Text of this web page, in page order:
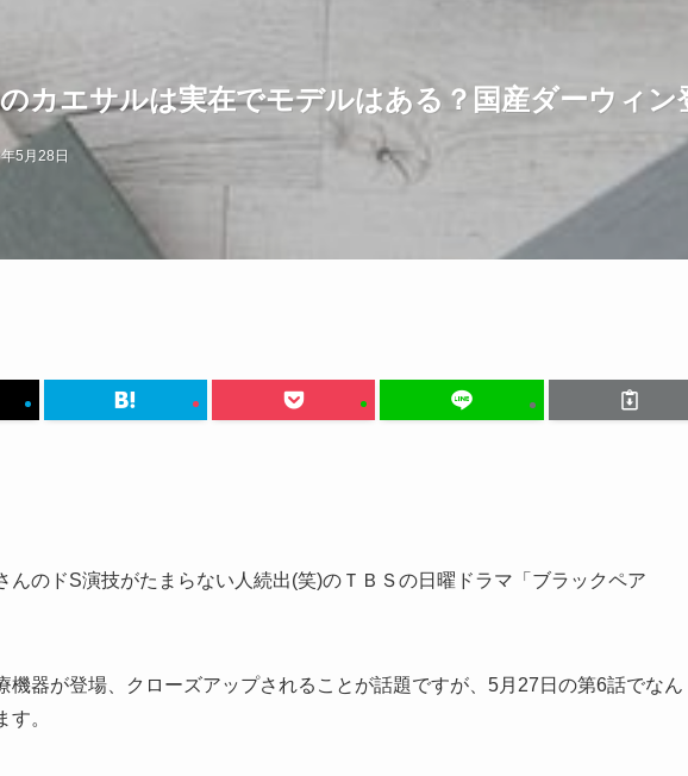
カエサルは実在でモデルはある？国産ダーウィン
5月28日
んのドS演技がたまらない人続出(笑)のＴＢＳの日曜ドラマ「ブラックペア
機器が登場、クローズアップされることが話題ですが、5月27日の第6話でなん
。